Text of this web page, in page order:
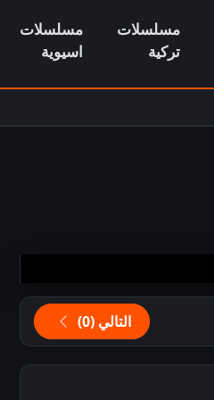
مسلسلات
تركية
مسلسلات
اسيوية
التالي (0)